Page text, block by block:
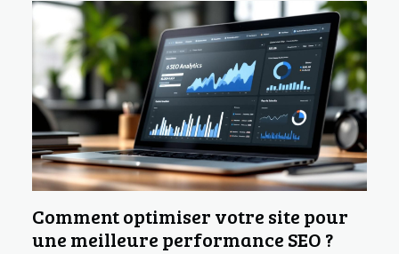
Comment optimiser votre site pour
une meilleure performance SEO ?